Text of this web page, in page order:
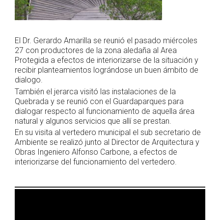
El Dr. Gerardo Amarilla se reunió el pasado miércoles
27 con productores de la zona aledaña al Area
Protegida a efectos de interiorizarse de la situación y
recibir planteamientos lográndose un buen ámbito de
dialogo.
También el jerarca visitó las instalaciones de la
Quebrada y se reunió con el Guardaparques para
dialogar respecto al funcionamiento de aquella área
natural y algunos servicios que allí se prestan.
En su visita al vertedero municipal el sub secretario de
Ambiente se realizó junto al Director de Arquitectura y
Obras Ingeniero Alfonso Carbone, a efectos de
interiorizarse del funcionamiento del vertedero.